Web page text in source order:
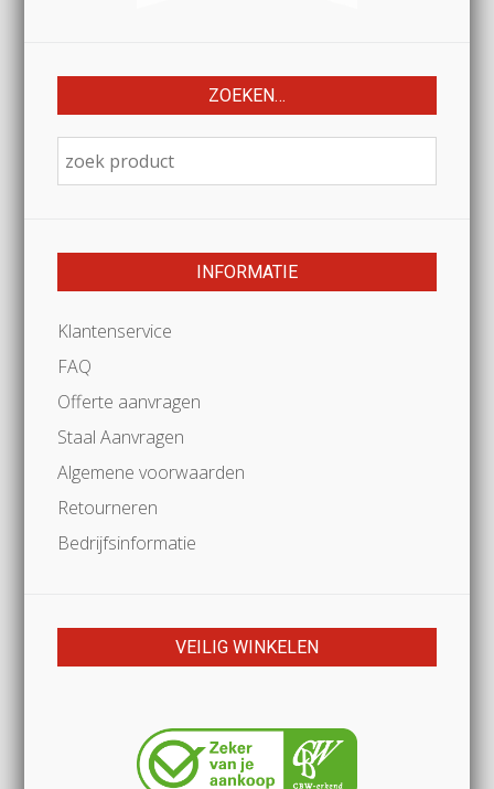
ZOEKEN…
INFORMATIE
Klantenservice
FAQ
Offerte aanvragen
Staal Aanvragen
Algemene voorwaarden
Retourneren
Bedrijfsinformatie
VEILIG WINKELEN